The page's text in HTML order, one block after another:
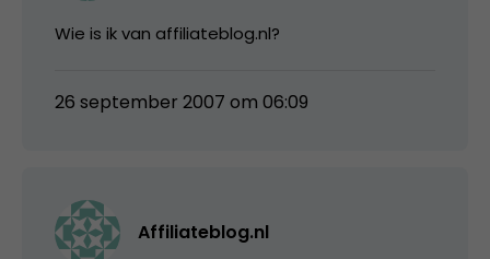
Wie is ik van affiliateblog.nl?
26 september 2007 om 06:09
Affiliateblog.nl